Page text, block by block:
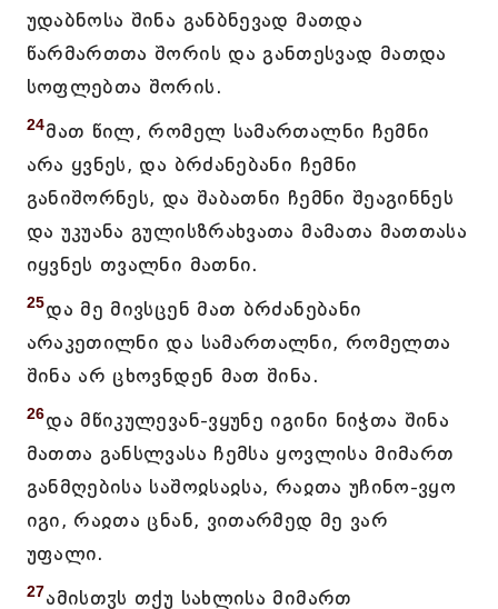
უდაბნოსა შინა განბნევად მათდა
წარმართთა შორის და განთესვად მათდა
სოფლებთა შორის.
24მათ წილ, რომელ სამართალნი ჩემნი
არა ყვნეს, და ბრძანებანი ჩემნი
განიშორნეს, და შაბათნი ჩემნი შეაგინნეს
და უკუანა გულისზრახვათა მამათა მათთასა
იყვნეს თვალნი მათნი.
25და მე მივსცენ მათ ბრძანებანი
არაკეთილნი და სამართალნი, რომელთა
შინა არ ცხოვნდენ მათ შინა.
26და მწიკულევან-ვყუნე იგინი ნიჭთა შინა
მათთა განსლვასა ჩემსა ყოვლისა მიმართ
განმღებისა საშოჲსაჲსა, რაჲთა უჩინო-ვყო
იგი, რაჲთა ცნან, ვითარმედ მე ვარ
უფალი.
27ამისთჳს თქუ სახლისა მიმართ